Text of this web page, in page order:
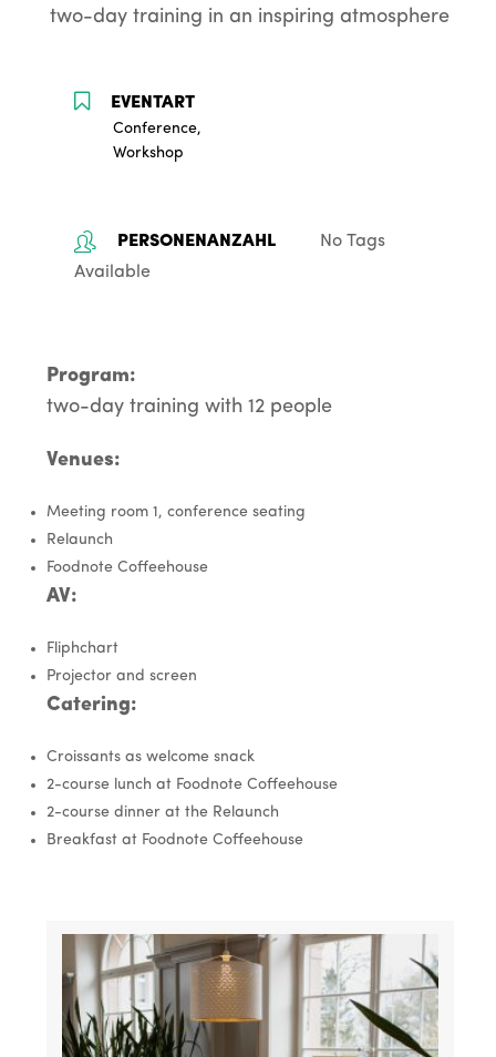
two-day training in an inspiring atmosphere
Conference,
Workshop
No Tags
Available
Program:
two-day training with 12 people
Venues:
Meeting room 1, conference seating
Relaunch
Foodnote Coffeehouse
AV:
Fliphchart
Projector and screen
Catering:
Croissants as welcome snack
2-course lunch at Foodnote Coffeehouse
2-course dinner at the Relaunch
Breakfast at Foodnote Coffeehouse